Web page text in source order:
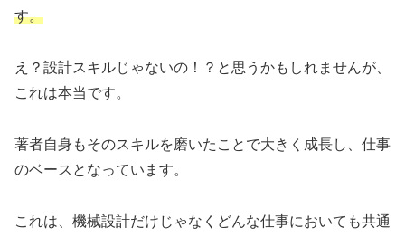
す。
え？設計スキルじゃないの！？と思うかもしれませんが、
これは本当です。
著者自身もそのスキルを磨いたことで大きく成長し、仕事
のベースとなっています。
これは、機械設計だけじゃなくどんな仕事においても共通